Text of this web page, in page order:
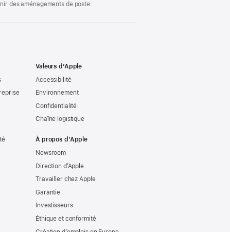
des aménagements de poste.
Valeurs d’Apple
Accessibilité
Environnement
Confidentialité
Chaîne logistique
À propos d’Apple
Newsroom
Direction d’Apple
Travailler chez Apple
Garantie
Investisseurs
Éthique et conformité